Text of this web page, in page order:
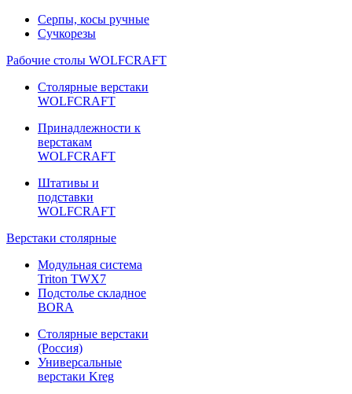
Серпы, косы ручные
Сучкорезы
Рабочие столы WOLFCRAFT
Столярные верстаки
WOLFCRAFT
Принадлежности к
верстакам
WOLFCRAFT
Штативы и
подставки
WOLFCRAFT
Верстаки столярные
Модульная система
Triton TWX7
Подстолье складное
BORA
Столярные верстаки
(Россия)
Универсальные
верстаки Kreg